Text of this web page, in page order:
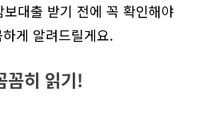
대출 받기 전에 꼭 확인해야
게 알려드릴게요.
꼼히 읽기!